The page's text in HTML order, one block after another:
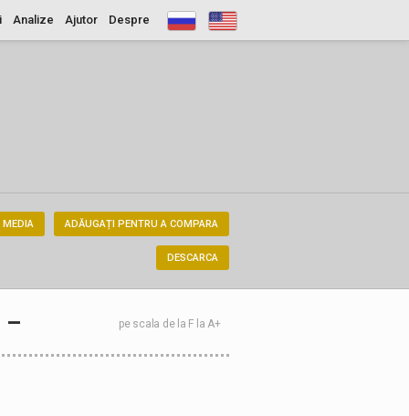
Despre
Ajutor
Analize
ADĂUGAȚI PENTRU A COMPARA
MEDIA
DESCARCA
– pe scala de la F la A+